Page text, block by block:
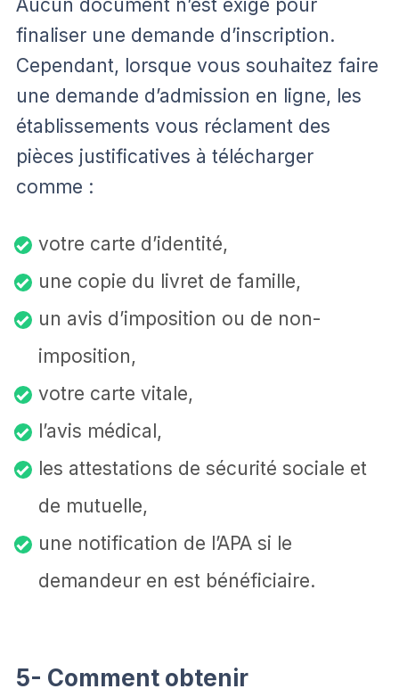
Aucun document n’est exigé pour
finaliser une demande d’inscription.
Cependant, lorsque vous souhaitez faire
une demande d’admission en ligne, les
établissements vous réclament des
pièces justificatives à télécharger
comme :
votre carte d’identité,
une copie du livret de famille,
un avis d’imposition ou de non-
imposition,
votre carte vitale,
l’avis médical,
les attestations de sécurité sociale et
de mutuelle,
une notification de l’APA si le
demandeur en est bénéficiaire.
5- Comment obtenir